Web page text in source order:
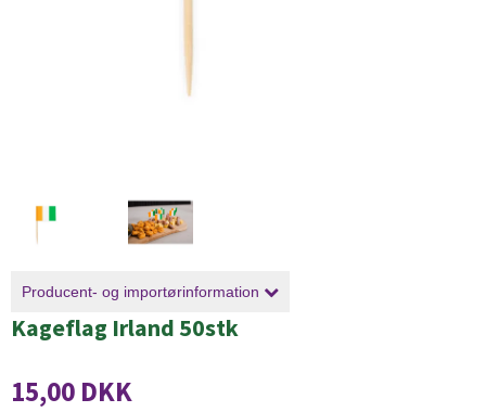
Producent- og importørinformation
Kageflag Irland 50stk
15,00 DKK